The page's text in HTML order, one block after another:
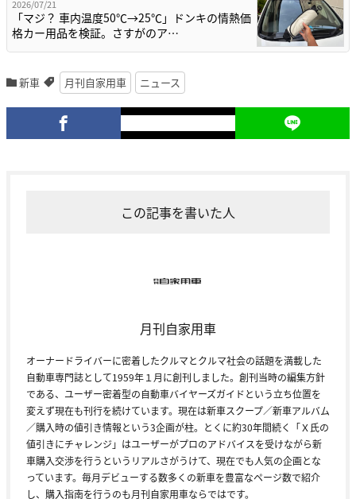
2026/07/21
「マジ？ 車内温度50℃→25℃」ドンキの情熱価
格カー用品を検証。さすがのア…
新車 月刊自家用車 ニュース
この記事を書いた人
月刊自家用車
オーナードライバーに密着したクルマとクルマ社会の話題を満載した
自動車専門誌として1959年１月に創刊しました。創刊当時の編集方針
である、ユーザー密着型の自動車バイヤーズガイドという立ち位置を
変えず現在も刊行を続けています。現在は新車スクープ／新車アルバム
／購入時の値引き情報という3企画が柱。とくに約30年間続く「Ｘ氏の
値引きにチャレンジ」はユーザーがプロのアドバイスを受けながら新
車購入交渉を行うというリアルさがうけて、現在でも人気の企画とな
っています。毎月デビューする数多くの新車を豊富なページ数で紹介
し、購入指南を行うのも月刊自家用車ならではです。